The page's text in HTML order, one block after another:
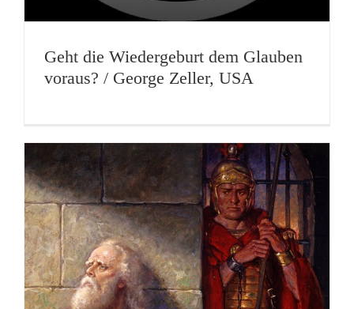
Geht die Wiedergeburt dem Glauben
voraus? / George Zeller, USA